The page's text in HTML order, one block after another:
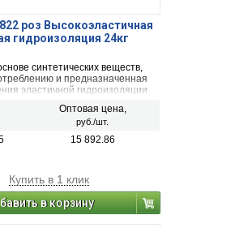
роз Высокоэластичная
гидроизоляция 24кг
синтетических веществ,
и предназначенная
эластичной гидроизоляции
наносится валиком или кистью.
Оптовая цена,
руб./шт.
15 892.86
Купить в 1 клик
в корзину